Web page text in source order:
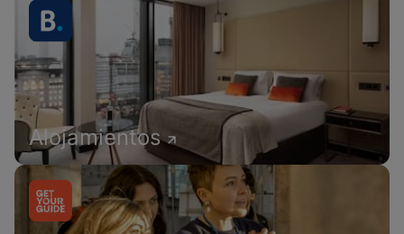
Alojamientos